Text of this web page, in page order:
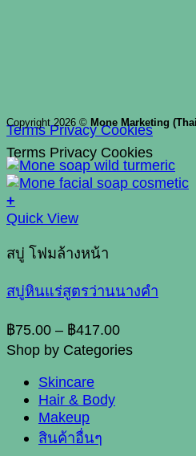
+
This
has
variants.
The
options
may
be
chosen
product
page
Quick View
สบู่ โฟมล้างหน้า
สบู่หินแร่สูตรว่านนางคำ
฿75.00 – ฿417.00Price
range:
Shop by Categories
Skincare
Hair & Body
Makeup
สินค้าอื่นๆ
Terms Privacy Cookies
Copyright 2026 © Mone Marketing
Terms Privacy Cookies